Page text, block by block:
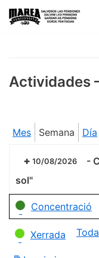
Saltar
Actividades
Mes Semana Día
10/08/2026 -
sol"
Categorías
Concentració
Xerrada